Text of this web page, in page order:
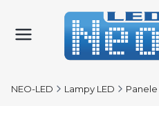
NEO-LED Lampy LED Panele